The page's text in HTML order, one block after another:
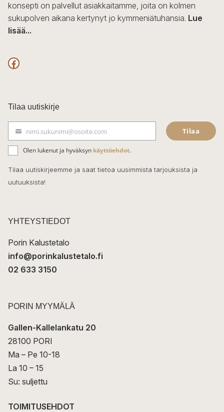
konsepti on palvellut asiakkaitamme, joita on kolmen
sukupolven aikana kertynyt jo kymmeniätuhansia. Lue
lisää...
F
c
e
b
o
o
k
Tilaa uutiskirje
ä
h
k
t
nimi.sukunimi@osoite.com Tilaa
Olen lukenut ja hyväksyn käyttöehdot.
Tilaa uutiskirjeemme ja saat tietoa uusimmista tarjouksista ja
uutuuksista!
YHTEYSTIEDOT
Porin Kalustetalo
info@porinkalustetalo.fi
02 633 3150
PORIN MYYMÄLÄ
Gallen-Kallelankatu 20
28100 PORI
Ma – Pe 10-18
La 10 – 15
Su: suljettu
TOIMITUSEHDOT